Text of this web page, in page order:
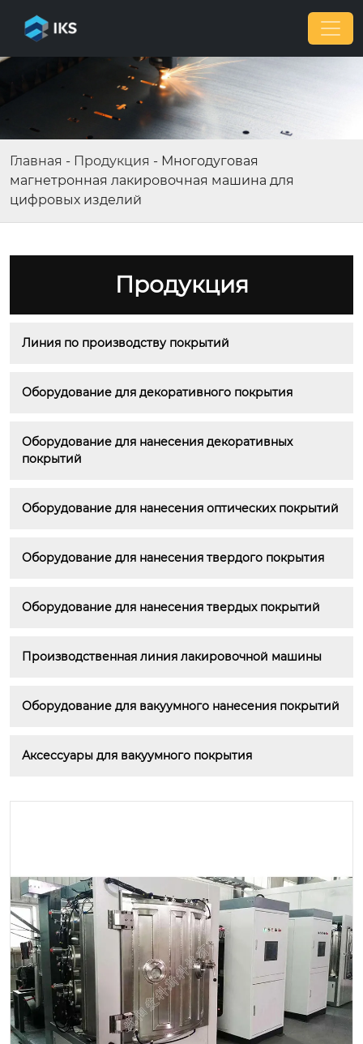
Главная - Продукция - Многодуговая
магнетронная лакировочная машина для
цифровых изделий
Продукция
Линия по производству покрытий
Оборудование для декоративного покрытия
Оборудование для нанесения декоративных
покрытий
Оборудование для нанесения оптических покрытий
Оборудование для нанесения твердого покрытия
Оборудование для нанесения твердых покрытий
Производственная линия лакировочной машины
Оборудование для вакуумного нанесения покрытий
Аксессуары для вакуумного покрытия